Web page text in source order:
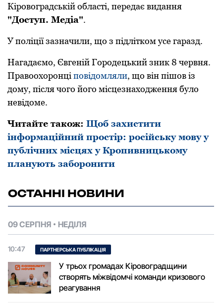
Кіровоградській області, передає видання
"Доступ. Медіа".
У поліції зазначили, що з підлітком усе гаразд.
Нагадаємо, Євгеній Городецький зник 8 червня.
Правоохоронці повідомляли, що він пішов із
дому, після чого його місцезнаходження було
невідоме.
Читайте також: Щоб захистити
інформаційний простір: російську мову у
публічних місцях у Кропивницькому
планують заборонити
ОСТАННІ НОВИНИ
09 СЕРПНЯ НЕДІЛЯ
10:47 ПАРТНЕРСЬКА ПУБЛІКАЦІЯ
У трьох громадах Кіровоградщини
створять міжвідомчі команди кризового
реагування